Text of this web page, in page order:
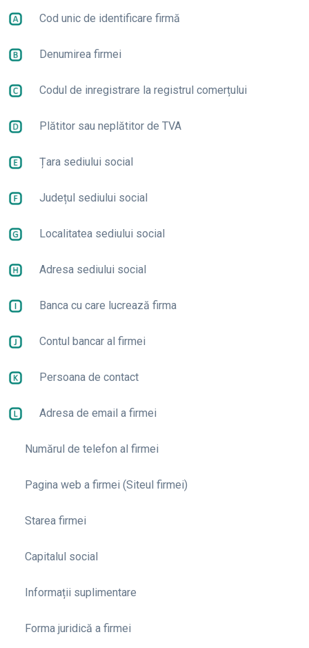
Cod unic de identificare firmă
Denumirea firmei
Codul de inregistrare la registrul comerțului
Plătitor sau neplătitor de TVA
Țara sediului social
Județul sediului social
Localitatea sediului social
Adresa sediului social
Banca cu care lucrează firma
Contul bancar al firmei
Persoana de contact
Adresa de email a firmei
Numărul de telefon al firmei
Pagina web a firmei (Siteul firmei)
Starea firmei
Capitalul social
Informații suplimentare
Forma juridică a firmei